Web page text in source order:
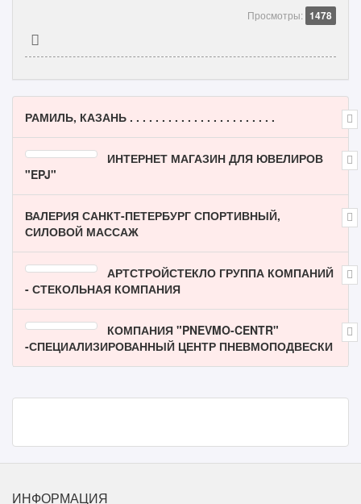
Просмотры: 1478
РАМИЛЬ, КАЗАНЬ . . . . . . . . . . . . . . . . . . . . . . .
ИНТЕРНЕТ МАГАЗИН ДЛЯ ЮВЕЛИРОВ
"EPJ"
ВАЛЕРИЯ САНКТ-ПЕТЕРБУРГ СПОРТИВНЫЙ,
СИЛОВОЙ МАССАЖ
АРТСТРОЙСТЕКЛО ГРУППА КОМПАНИЙ
- СТЕКОЛЬНАЯ КОМПАНИЯ
КОМПАНИЯ "PNEVMO-CENTR"
-СПЕЦИАЛИЗИРОВАННЫЙ ЦЕНТР ПНЕВМОПОДВЕСКИ
ИНФОРМАЦИЯ